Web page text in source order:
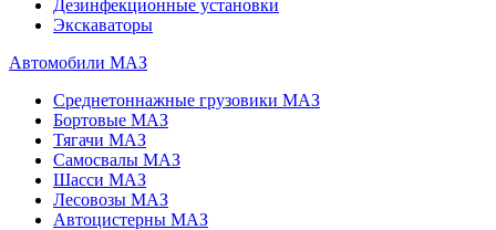
Дезинфекционные установки
Экскаваторы
Автомобили МАЗ
Среднетоннажные грузовики МАЗ
Бортовые МАЗ
Тягачи МАЗ
Самосвалы МАЗ
Шасси МАЗ
Лесовозы МАЗ
Автоцистерны МАЗ